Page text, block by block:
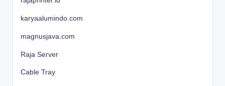
karyaalumindo.com
magnusjava.com
Raja Server
Cable Tray